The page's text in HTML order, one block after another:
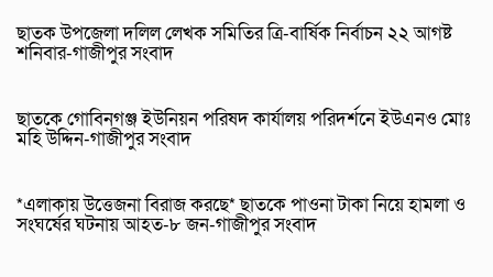
ছাতক উপজেলা দলিল লেখক সমিতির ত্রি-বার্ষিক নির্বাচন ২২ আগষ্ট
শনিবার-গাজীপুর সংবাদ
ছাতকে গোবিনগঞ্জ ইউনিয়ন পরিষদ কার্যালয় পরিদর্শনে ইউএনও মোঃ
মহি উদ্দিন-গাজীপুর সংবাদ
*এলাকায় উত্তেজনা বিরাজ করছে* ছাতকে পাওনা টাকা নিয়ে হামলা ও
সংঘর্ষের ঘটনায় আহত-৮ জন-গাজীপুর সংবাদ